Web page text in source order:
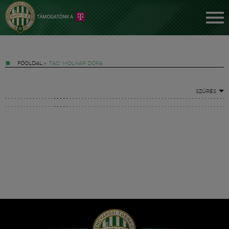
FŐOLDAL » TAG: MOLNÁR DÓRA
SZŰRÉS
Hírek